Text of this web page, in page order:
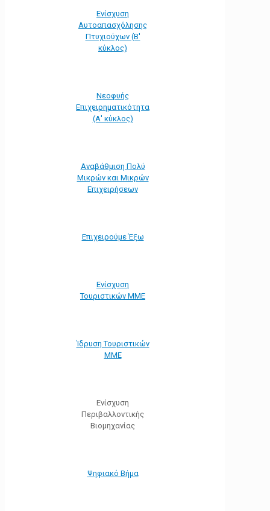
Ενίσχυση
Αυτοαπασχόλησης
Πτυχιούχων (Β'
κύκλος)
Νεοφυής
Επιχειρηματικότητα
(Α' κύκλος)
Αναβάθμιση Πολύ
Μικρών και Μικρών
Επιχειρήσεων
Επιχειρούμε Έξω
Ενίσχυση
Τουριστικών ΜΜΕ
Ίδρυση Τουριστικών
ΜΜΕ
Ενίσχυση
Περιβαλλοντικής
Βιομηχανίας
Ψηφιακό Βήμα